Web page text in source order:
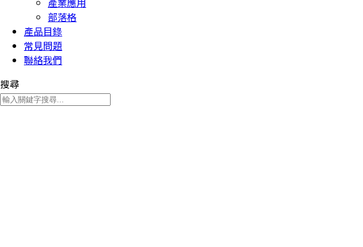
部落格
產品目錄
常見問題
聯絡我們
搜尋